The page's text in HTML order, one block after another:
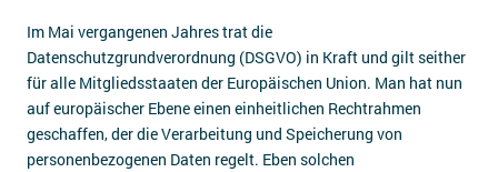
Im Mai vergangenen Jahres trat die
Datenschutzgrundverordnung (DSGVO) in Kraft und gilt seither
für alle Mitgliedsstaaten der Europäischen Union. Man hat nun
auf europäischer Ebene einen einheitlichen Rechtrahmen
geschaffen, der die Verarbeitung und Speicherung von
personenbezogenen Daten regelt. Eben solchen